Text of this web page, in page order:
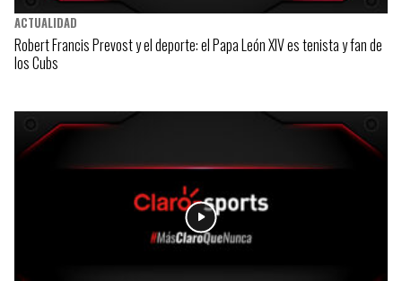
ACTUALIDAD
Robert Francis Prevost y el deporte: el Papa León XIV es tenista y fan de
los Cubs